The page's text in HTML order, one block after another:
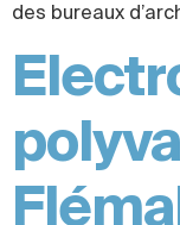
des bureaux